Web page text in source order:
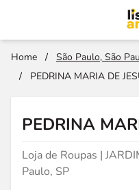
Home / São Paulo, São
/
PEDRINA MARIA DE
PEDRINA
Loja de Roupas |
Paulo, SP